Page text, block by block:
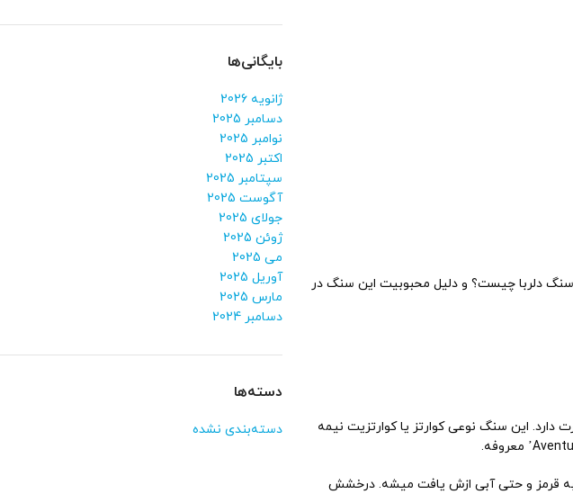
سنگ دلربا چیست؟ و دلیل محبوبیت این سنگ در
این سنگ نوعی کوارتز یا کوارتزیت نیمه
به قرمز و حتی آبی ازش یافت میشه. درخشش
بایگانی‌ها
ژانویه 2026
دسامبر 2025
نوامبر 2025
اکتبر 2025
سپتامبر 2025
آگوست 2025
جولای 2025
ژوئن 2025
می 2025
آوریل 2025
مارس 2025
دسامبر 2024
دسته‌ها
دسته‌بندی نشده